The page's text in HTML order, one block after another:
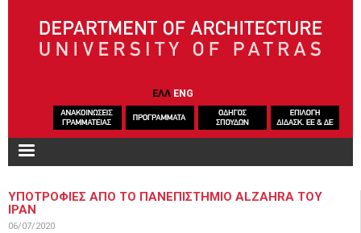
ΕΛΛ ENG
ΥΠΟΤΡΟΦΙΕΣ ΑΠΟ ΤΟ ΠΑΝΕΠΙΣΤΗΜΙΟ ALZAHRA ΤΟΥ
ΙΡΑΝ
06/07/2020